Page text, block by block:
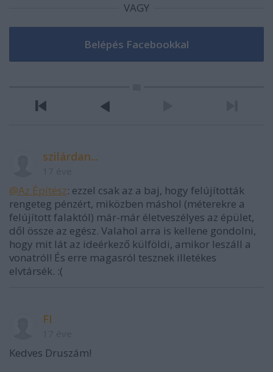
VAGY
szilárdan...
@Az Építész: ezzel csak az a baj, hogy felújították
rengeteg pénzért, miközben máshol (méterekre a
felújított falaktól) már-már életveszélyes az épület,
dől össze az egész. Valahol arra is kellene gondolni,
hogy mit lát az ideérkező külföldi, amikor leszáll a
vonatról! És erre magasról tesznek illetékes
elvtársék. :(
FI
Kedves Druszám!